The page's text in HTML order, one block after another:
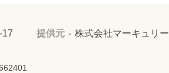
17 提供元 株式会社マーキュリー